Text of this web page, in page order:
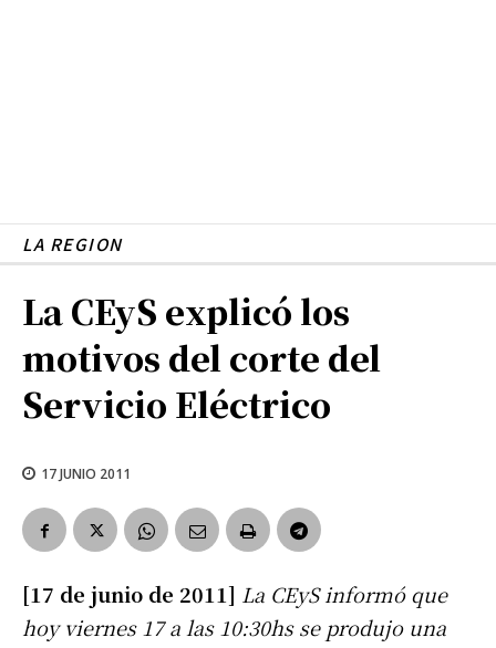
LA REGION
La CEyS explicó los
motivos del corte del
Servicio Eléctrico
17 JUNIO 2011
[17 de junio de 2011] La CEyS informó que
hoy viernes 17 a las 10:30hs se produjo una